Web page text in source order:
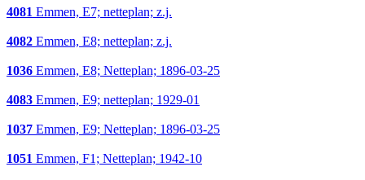
4081 Emmen, E7; netteplan; z.j.
4082 Emmen, E8; netteplan; z.j.
1036 Emmen, E8; Netteplan; 1896-03-25
4083 Emmen, E9; netteplan; 1929-01
1037 Emmen, E9; Netteplan; 1896-03-25
1051 Emmen, F1; Netteplan; 1942-10